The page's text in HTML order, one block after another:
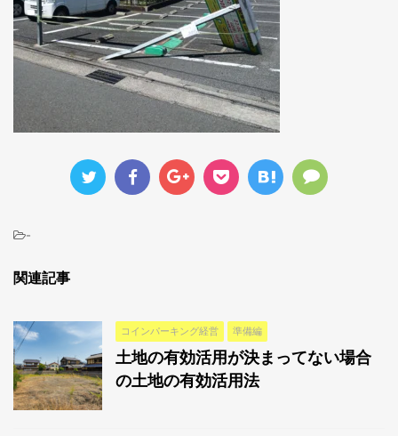
-
関連記事
コインパーキング経営 準備編
土地の有効活用が決まってない場合
の土地の有効活用法